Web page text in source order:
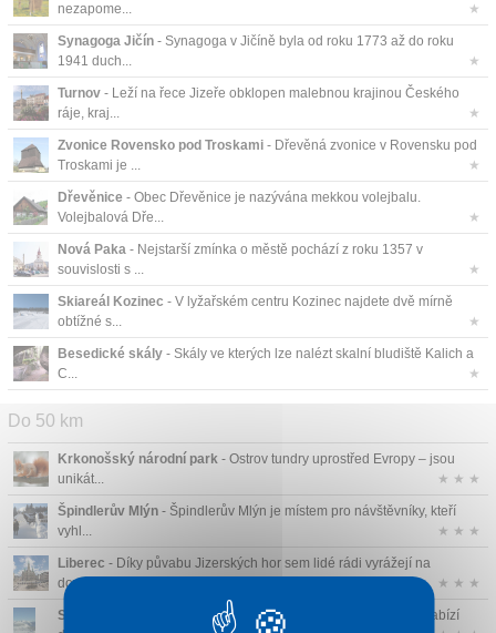
nezapome...
★
Synagoga Jičín - Synagoga v Jičíně byla od roku 1773 až do roku
1941 duch...
★
Turnov - Leží na řece Jizeře obklopen malebnou krajinou Českého
ráje, kraj...
★
Zvonice Rovensko pod Troskami - Dřevěná zvonice v Rovensku pod
Troskami je ...
★
Dřevěnice - Obec Dřevěnice je nazývána mekkou volejbalu.
Volejbalová Dře...
★
Nová Paka - Nejstarší zmínka o městě pochází z roku 1357 v
souvislosti s ...
★
Skiareál Kozinec - V lyžařském centru Kozinec najdete dvě mírně
obtížné s...
★
Besedické skály - Skály ve kterých lze nalézt skalní bludiště Kalich a
C...
★
Do 50 km
Krkonošský národní park - Ostrov tundry uprostřed Evropy – jsou
unikát...
★ ★ ★
Špindlerův Mlýn - Špindlerův Mlýn je místem pro návštěvníky, kteří
vyhl...
★ ★ ★
Liberec - Díky půvabu Jizerských hor sem lidé rádi vyrážejí na
dovolenou. ...
★ ★ ★
Sportovní areál Medvědín- Areál Horní Mísečky - Medvědín nabízí